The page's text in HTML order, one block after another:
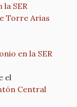
SER
Torre Arias
en la SER
el
Central